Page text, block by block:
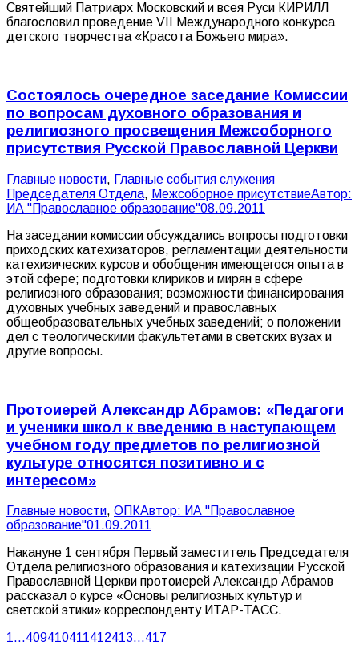
Святейший Патриарх Московский и всея Руси КИРИЛЛ
благословил проведение VII Международного конкурса
детского творчества «Красота Божьего мира».
Состоялось очередное заседание Комиссии
по вопросам духовного образования и
религиозного просвещения Межсоборного
присутствия Русской Православной Церкви
Главные новости, Главные события служения
Председателя Отдела, Межсоборное присутствиеАвтор:
ИА "Православное образование"08.09.2011
На заседании комиссии обсуждались вопросы подготовки
приходских катехизаторов, регламентации деятельности
катехизических курсов и обобщения имеющегося опыта в
этой сфере; подготовки клириков и мирян в сфере
религиозного образования; возможности финансирования
духовных учебных заведений и православных
общеобразовательных учебных заведений; о положении
дел с теологическими факультетами в светских вузах и
другие вопросы.
Протоиерей Александр Абрамов: «Педагоги
и ученики школ к введению в наступающем
учебном году предметов по религиозной
культуре относятся позитивно и с
интересом»
Главные новости, ОПКАвтор: ИА "Православное
образование"01.09.2011
Накануне 1 сентября Первый заместитель Председателя
Отдела религиозного образования и катехизации Русской
Православной Церкви протоиерей Александр Абрамов
рассказал о курсе «Основы религиозных культур и
светской этики» корреспонденту ИТАР-ТАСС.
1…409410411412413…417